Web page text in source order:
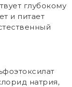
глубокому
и питает
натрия,